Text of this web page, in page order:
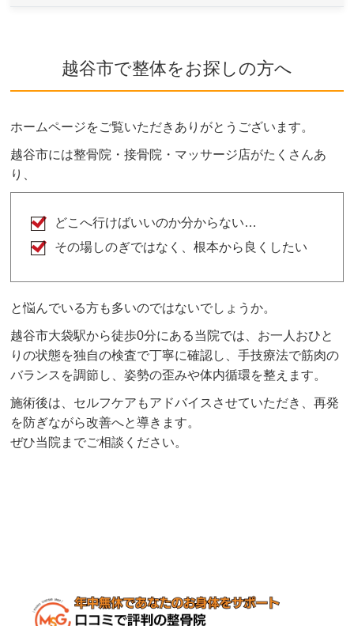
ご希望や症状によりボキボキする矯正もあります
が、痛みを感じないよう熟練した施術家が対応し
ボキボキが苦手な方はお気軽にご相談ください。
越谷市で整体をお探しの方へ
ホームページをご覧いただきありがとうございます。
越谷市には整骨院・接骨院・マッサージ店がたくさんあ
り、
どこへ行けばいいのか分からない…
その場しのぎではなく、根本から良くしたい
と悩んでいる方も多いのではないでしょうか。
越谷市大袋駅から徒歩0分にある当院では、お一人おひと
りの状態を独自の検査で丁寧に確認し、手技療法で筋肉の
バランスを調節し、姿勢の歪みや体内循環を整えます。
施術後は、セルフケアもアドバイスさせていただき、再発
を防ぎながら改善へと導きます。
ぜひ当院までご相談ください。